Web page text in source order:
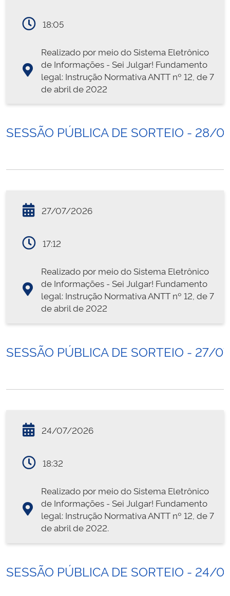
18:05
Realizado por meio do Sistema Eletrônico
de Informações - Sei Julgar! Fundamento
legal: Instrução Normativa ANTT nº 12, de 7
de abril de 2022
SESSÃO PÚBLICA DE SORTEIO - 28/
27/07/2026
17:12
Realizado por meio do Sistema Eletrônico
de Informações - Sei Julgar! Fundamento
legal: Instrução Normativa ANTT nº 12, de 7
de abril de 2022
SESSÃO PÚBLICA DE SORTEIO - 27/
24/07/2026
18:32
Realizado por meio do Sistema Eletrônico
de Informações - Sei Julgar! Fundamento
legal: Instrução Normativa ANTT nº 12, de 7
de abril de 2022.
SESSÃO PÚBLICA DE SORTEIO - 24/